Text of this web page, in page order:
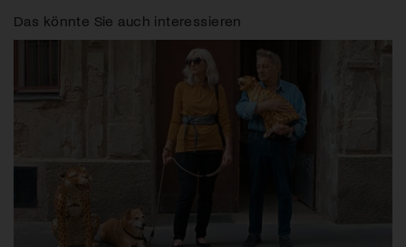
Das könnte Sie auch interessieren